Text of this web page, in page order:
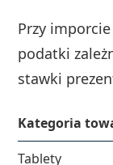
Przy
podatki
stawki
Kategoria
Tablety